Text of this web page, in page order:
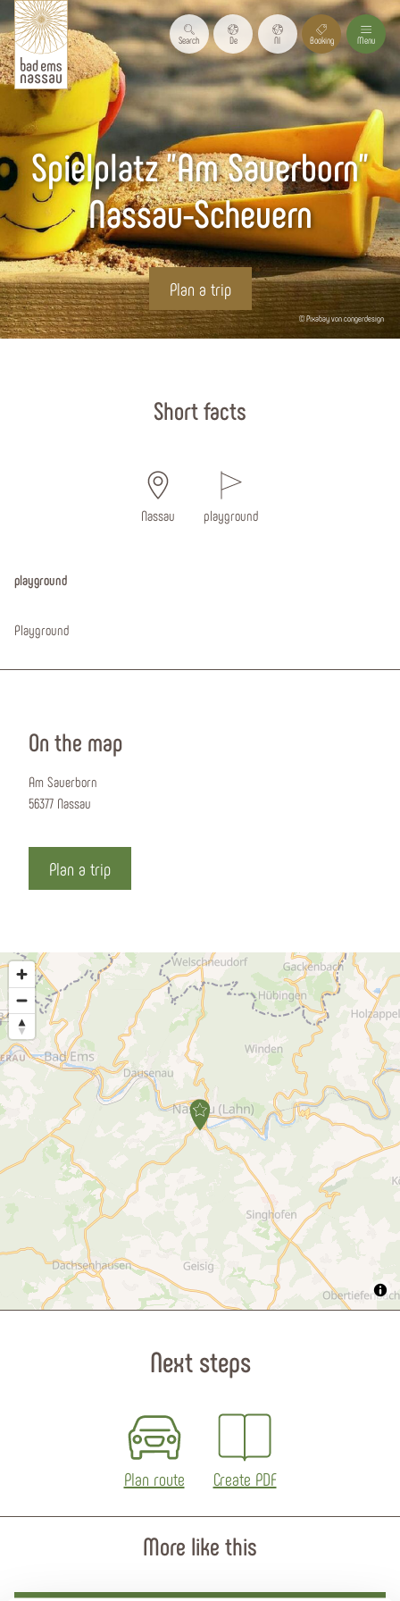
Search De Nl Booking Menu
© Pixabay von congerdesign
Spielplatz "Am Sauerborn"
Nassau-Scheuern
Plan a trip
Short facts
Nassau playground
playground
Playground
On the map
Am Sauerborn
56377 Nassau
Plan a trip
Next steps
Plan route Create PDF
More like this